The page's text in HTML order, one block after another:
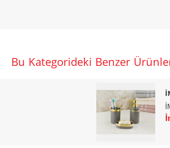
Bu Kategorideki Benzer